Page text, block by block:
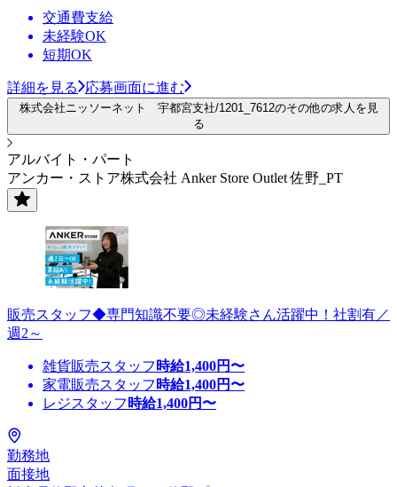
交通費支給
未経験OK
短期OK
詳細を見る 応募画面に進む
株式会社ニッソーネット 宇都宮支社/1201_7612のその他の求人を見
る
アルバイト・パート
アンカー・ストア株式会社 Anker Store Outlet 佐野_PT
販売スタッフ◆専門知識不要◎未経験さん活躍中！社割有／
週2～
雑貨販売スタッフ 時給1,400円〜
家電販売スタッフ 時給1,400円〜
レジスタッフ 時給1,400円〜
勤務地
面接地